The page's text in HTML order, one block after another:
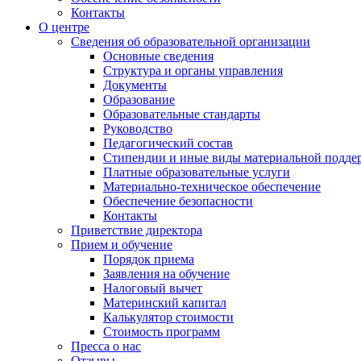
Контакты
О центре
Сведения об образовательной организации
Основные сведения
Структура и органы управления
Документы
Образование
Образовательные стандарты
Руководство
Педагогический состав
Стипендии и иные виды материальной
Платные образовательные услуги
Материально-техническое обеспечение
Обеспечение безопасности
Контакты
Приветствие директора
Прием и обучение
Порядок приема
Заявления на обучение
Налоговый вычет
Материнский капитал
Калькулятор стоимости
Стоимость программ
Пресса о нас